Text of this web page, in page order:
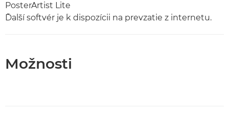
PosterArtist Lite
Ďalší softvér je k dispozícii na prevzatie z internetu.
Možnosti